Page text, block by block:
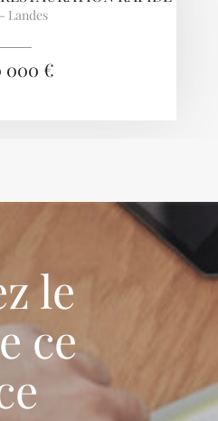
Landes
000 €
le
ce